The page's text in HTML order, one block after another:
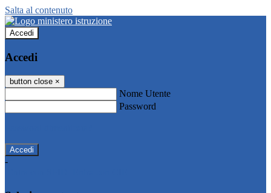
Salta al contenuto
Accedi
Accedi
button close ×
Nome Utente
Password
-